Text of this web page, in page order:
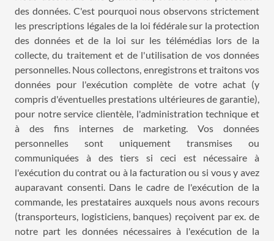
des données. C'est pourquoi nous observons strictement
les prescriptions légales de la loi fédérale sur la protection
des données et de la loi sur les télémédias lors de la
collecte, du traitement et de l'utilisation de vos données
personnelles. Nous collectons, enregistrons et traitons vos
données pour l'exécution complète de votre achat (y
compris d'éventuelles prestations ultérieures de garantie),
pour notre service clientèle, l'administration technique et
à des fins internes de marketing. Vos données
personnelles sont uniquement transmises ou
communiquées à des tiers si ceci est nécessaire à
l'exécution du contrat ou à la facturation ou si vous y avez
auparavant consenti. Dans le cadre de l'exécution de la
commande, les prestataires auxquels nous avons recours
(transporteurs, logisticiens, banques) reçoivent par ex. de
notre part les données nécessaires à l'exécution de la